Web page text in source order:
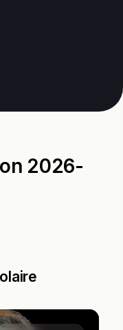
2026-